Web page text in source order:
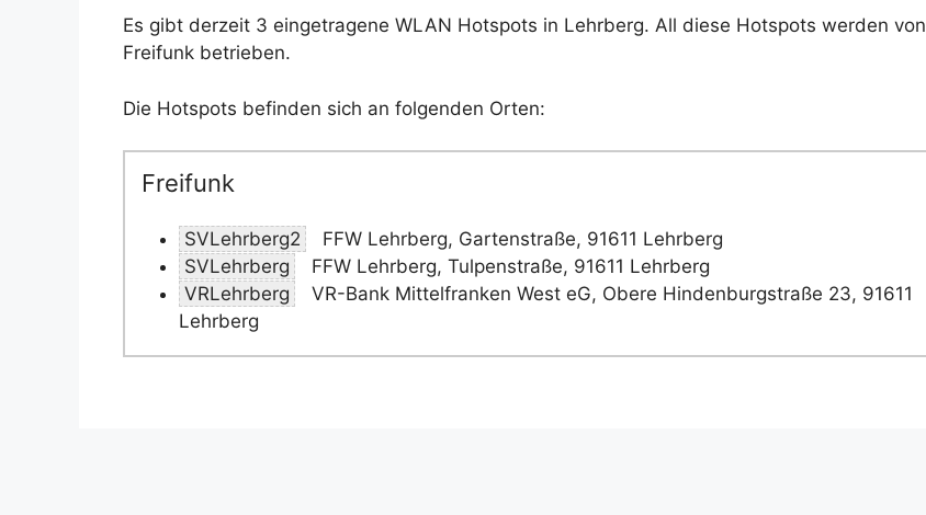
Es gibt derzeit 3 eingetragene WLAN Hotspots in Lehrberg. All diese Hotspots werden von
Freifunk betrieben.
Die Hotspots befinden sich an folgenden Orten:
Freifunk
SVLehrberg2
FFW Lehrberg, Gartenstraße, 91611 Lehrberg
SVLehrberg
FFW Lehrberg, Tulpenstraße, 91611 Lehrberg
VRLehrberg
VR-Bank Mittelfranken West eG, Obere Hindenburgstraße 23, 91611
Lehrberg